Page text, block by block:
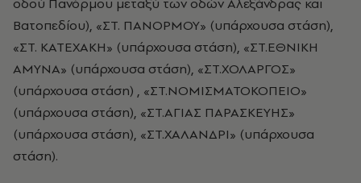
Βατοπεδίου), «ΣΤ. ΠΑΝΟΡΜΟΥ» (υπάρχουσα στάση),
«ΣΤ. ΚΑΤΕΧΑΚΗ» (υπάρχουσα στάση), «ΣΤ.ΕΘΝΙΚΗ
ΑΜΥΝΑ» (υπάρχουσα στάση), «ΣΤ.ΧΟΛΑΡΓΟΣ»
(υπάρχουσα στάση) , «ΣΤ.ΝΟΜΙΣΜΑΤΟΚΟΠΕΙΟ»
(υπάρχουσα στάση), «ΣΤ.ΑΓΙΑΣ ΠΑΡΑΣΚΕΥΗΣ»
(υπάρχουσα στάση), «ΣΤ.ΧΑΛΑΝΔΡΙ» (υπάρχουσα
στάση).